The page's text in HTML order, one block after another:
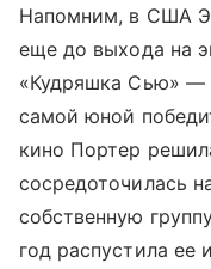
Напомним, в США
еще до выхода на
«Кудряшка Сью» —
самой юной
кино Портер
сосредоточилась
собственную
год распустила ее